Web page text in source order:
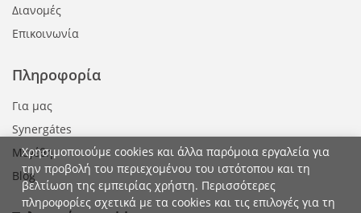
Χρησιμοποιούμε cookies και άλλα παρόμοια εργαλεία για
την προβολή του περιεχομένου του ιστότοπου και τη
βελτίωση της εμπειρίας χρήστη. Περισσότερες
πληροφορίες σχετικά με τα cookies και τις επιλογές για τη
Πληροφορία
Για μας
Synergátes
Μεγέθη
Blog
Διανομές
Επικοινωνία